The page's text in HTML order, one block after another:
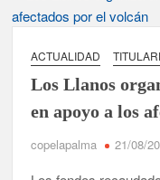
ACTUALIDAD
Los Llanos
en apoyo a los
copelapalma 21/08/